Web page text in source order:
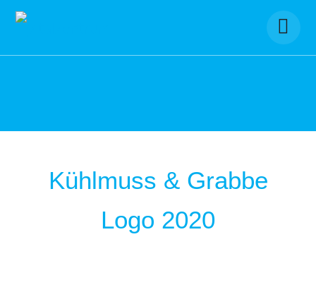
to
Kühlmuss & Grabbe
Logo 2020